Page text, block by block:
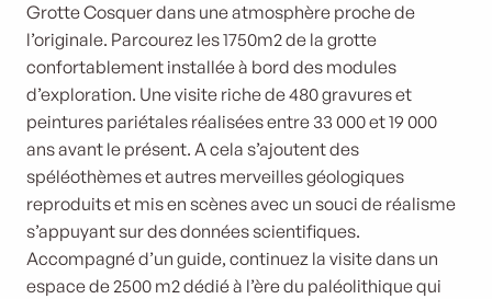
Grotte Cosquer dans une atmosphère proche de
l’originale. Parcourez les 1750m2 de la grotte
confortablement installée à bord des modules
d’exploration. Une visite riche de 480 gravures et
peintures pariétales réalisées entre 33 000 et 19 000
ans avant le présent. A cela s’ajoutent des
spéléothèmes et autres merveilles géologiques
reproduits et mis en scènes avec un souci de réalisme
s’appuyant sur des données scientifiques.
Accompagné d’un guide, continuez la visite dans un
espace de 2500 m2 dédié à l’ère du paléolithique qui